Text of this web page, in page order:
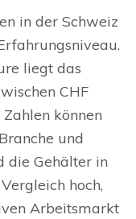
in der Schweiz
liegt das
CHF
können
und
die Gehälter in
hoch,
Arbeitsmarkt